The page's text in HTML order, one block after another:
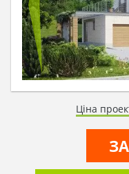
Ціна